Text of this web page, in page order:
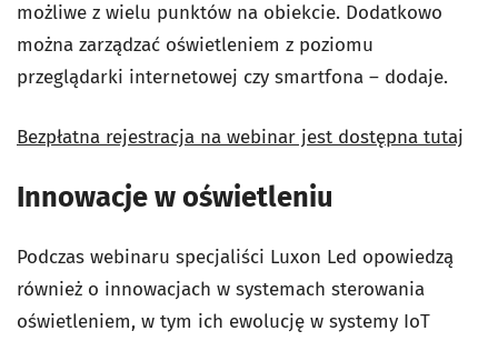
możliwe z wielu punktów na obiekcie. Dodatkowo
można zarządzać oświetleniem z poziomu
przeglądarki internetowej czy smartfona – dodaje.
Bezpłatna rejestracja na webinar jest dostępna tutaj
Innowacje w oświetleniu
Podczas webinaru specjaliści Luxon Led opowiedzą
również o innowacjach w systemach sterowania
oświetleniem, w tym ich ewolucję w systemy IoT